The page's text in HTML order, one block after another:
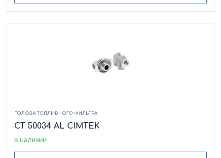
ГОЛОВА ТОПЛИВНОГО ФИЛЬТРА
CT 50034 AL CIMTEK
в наличии